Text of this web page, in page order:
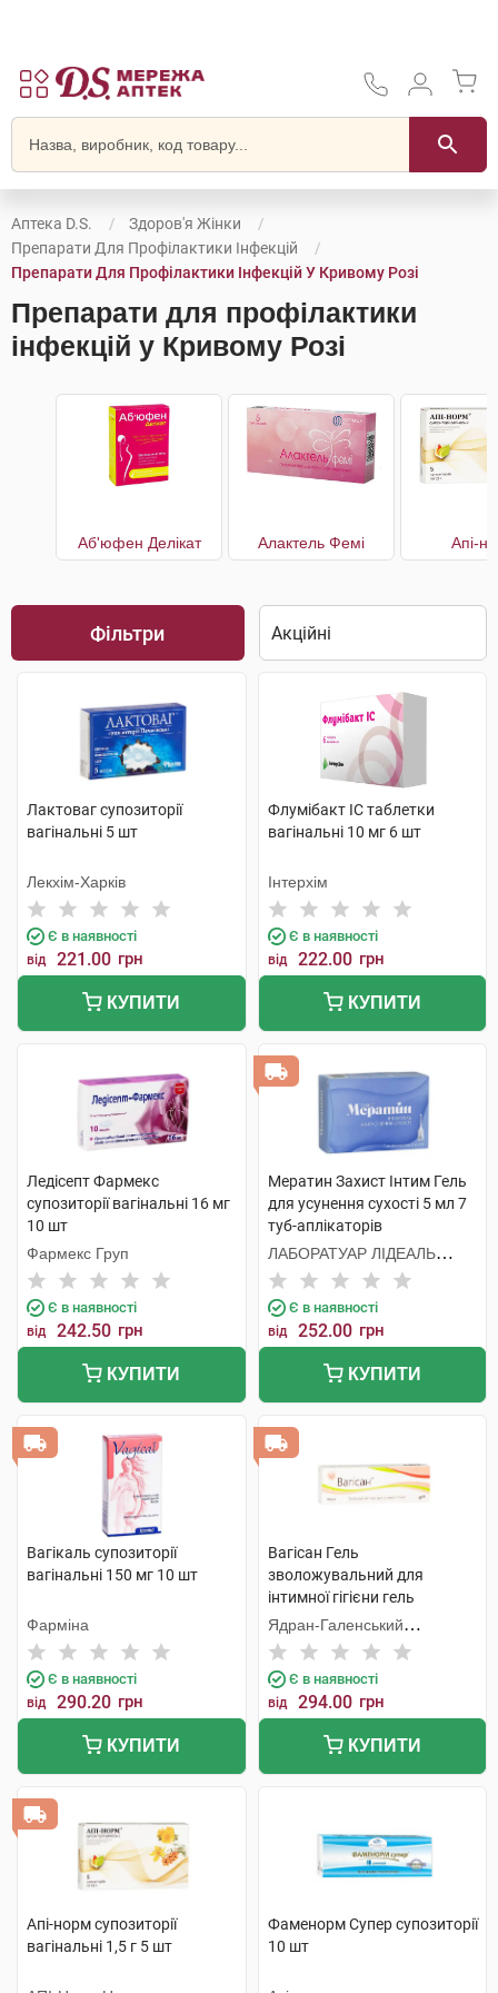
Аптека D.S.
Здоров'я Жінки
Препарати Для Профілактики Інфекцій
Препарати Для Профілактики Інфекцій У Кривому Розі
Препарати для профілактики
інфекцій у Кривому Розі
Аб'юфен Делікат Алактель Фемі Апі-
Фільтри
Лактоваг супозиторії
вагінальні 5 шт
Лекхім-Харків
Є в наявності
від 221.00 грн
КУПИТИ
Флумібакт IC таблетки
вагінальні 10 мг 6 шт
Інтерхім
Є в наявності
від 222.00 грн
КУПИТИ
Ледісепт Фармекс
супозиторії вагінальні 16 мг
10 шт
Фармекс Груп
Є в наявності
від 242.50 грн
КУПИТИ
Мератин Захист Інтим Гель
для усунення сухості 5 мл 7
туб-аплікаторів
ЛАБОРАТУАР ЛІДЕАЛЬ
Парізьєн Сп. з о.о.
Є в наявності
від 252.00 грн
КУПИТИ
Вагікаль супозиторії
вагінальні 150 мг 10 шт
Фарміна
Є в наявності
від 290.20 грн
КУПИТИ
Вагісан Гель
зволожувальний для
інтимної гігієни гель
вагінальний 50 г 1 туба
Ядран-Галенський
Лабораторій
Є в наявності
від 294.00 грн
КУПИТИ
Апі-норм супозиторії
вагінальні 1,5 г 5 шт
Фаменорм Супер супозиторії
10 шт